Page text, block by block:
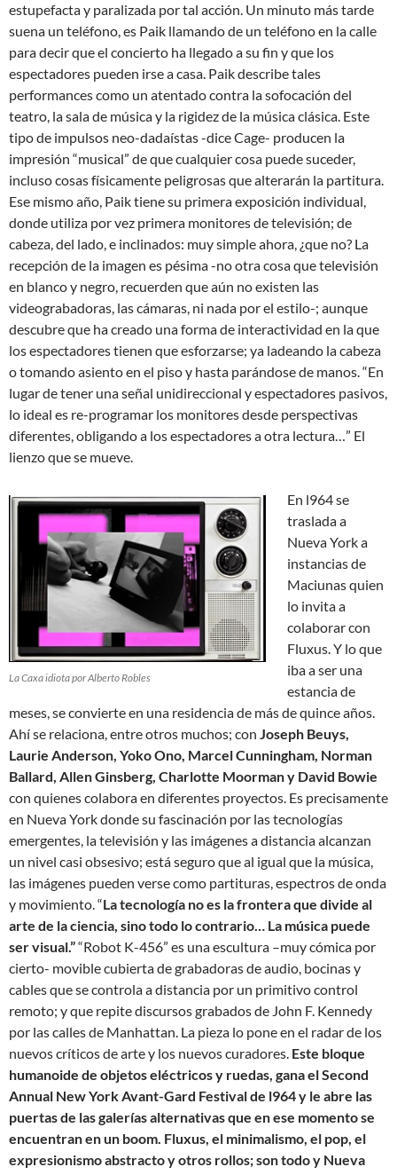
estupefacta y paralizada por tal acción. Un minuto más tarde
suena un teléfono, es Paik llamando de un teléfono en la calle
para decir que el concierto ha llegado a su fin y que los
espectadores pueden irse a casa. Paik describe tales
performances como un atentado contra la sofocación del
teatro, la sala de música y la rigidez de la música clásica. Este
tipo de impulsos neo-dadaístas -dice Cage- producen la
impresión “musical” de que cualquier cosa puede suceder,
incluso cosas físicamente peligrosas que alterarán la partitura.
Ese mismo año, Paik tiene su primera exposición individual,
donde utiliza por vez primera monitores de televisión; de
cabeza, del lado, e inclinados: muy simple ahora, ¿que no? La
recepción de la imagen es pésima -no otra cosa que televisión
en blanco y negro, recuerden que aún no existen las
videograbadoras, las cámaras, ni nada por el estilo-; aunque
descubre que ha creado una forma de interactividad en la que
los espectadores tienen que esforzarse; ya ladeando la cabeza
o tomando asiento en el piso y hasta parándose de manos. “En
lugar de tener una señal unidireccional y espectadores pasivos,
lo ideal es re-programar los monitores desde perspectivas
diferentes, obligando a los espectadores a otra lectura…” El
lienzo que se mueve.
La Caxa idiota por Alberto Robles
En l964 se
traslada a
Nueva York a
instancias de
Maciunas quien
lo invita a
colaborar con
Fluxus. Y lo que
iba a ser una
estancia de
meses, se convierte en una residencia de más de quince años.
Ahí se relaciona, entre otros muchos; con Joseph Beuys,
Laurie Anderson, Yoko Ono, Marcel Cunningham, Norman
Ballard, Allen Ginsberg, Charlotte Moorman y David Bowie
con quienes colabora en diferentes proyectos. Es precisamente
en Nueva York donde su fascinación por las tecnologías
emergentes, la televisión y las imágenes a distancia alcanzan
un nivel casi obsesivo; está seguro que al igual que la música,
las imágenes pueden verse como partituras, espectros de onda
y movimiento. “La tecnología no es la frontera que divide al
arte de la ciencia, sino todo lo contrario… La música puede
ser visual.”“Robot K-456” es una escultura –muy cómica por
cierto- movible cubierta de grabadoras de audio, bocinas y
cables que se controla a distancia por un primitivo control
remoto; y que repite discursos grabados de John F. Kennedy
por las calles de Manhattan. La pieza lo pone en el radar de los
nuevos críticos de arte y los nuevos curadores. Este bloque
humanoide de objetos eléctricos y ruedas, gana el Second
Annual New York Avant-Gard Festival de l964 y le abre las
puertas de las galerías alternativas que en ese momento se
encuentran en un boom. Fluxus, el minimalismo, el pop, el
expresionismo abstracto y otros rollos; son todo y Nueva